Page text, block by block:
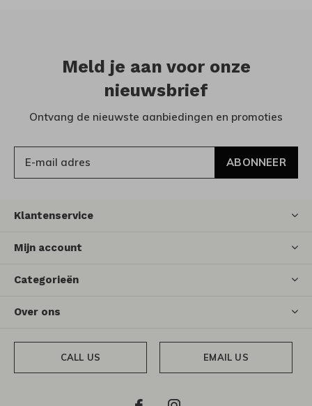
Meld je aan voor onze
nieuwsbrief
Ontvang de nieuwste aanbiedingen en promoties
ABONNEER
Klantenservice
Mijn account
Categorieën
Over ons
CALL US EMAIL US